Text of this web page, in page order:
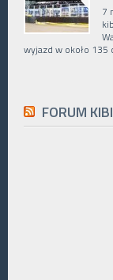
7
wyjazd w około 135
FORUM